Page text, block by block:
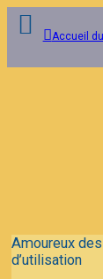
Accueil
Amoureux
d’utilisation